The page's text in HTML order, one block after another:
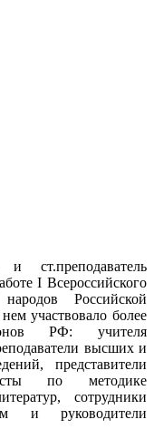
ст.преподаватель
I Всероссийского
Российской
участвовало более
РФ: учителя
высших и
представители
по методике
сотрудники
и руководители